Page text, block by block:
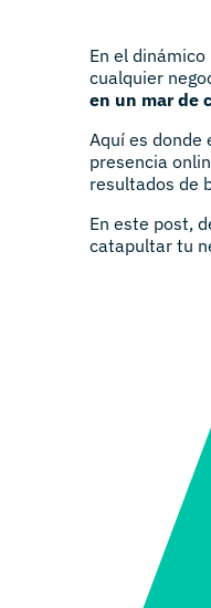
En el
cualquier
en un mar de
Aquí es donde
presencia
resultados de
En este post,
catapultar tu